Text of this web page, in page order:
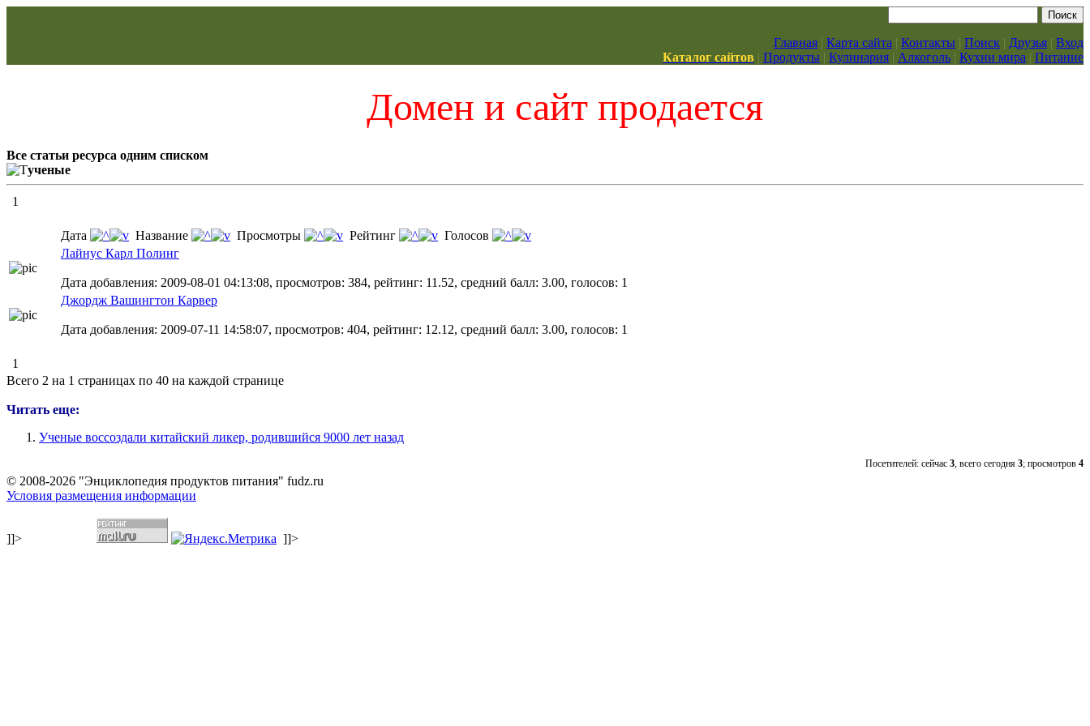
Главная | Карта сайта | Контакты | Поиск | Друзья | Вход
Каталог сайтов | Продукты | Кулинария | Алкоголь | Кухни мира | Питание
Домен и сайт продается
Все статьи ресурса одним списком
ученые
1
Дата Название Просмотры Рейтинг
Голосов
Лайнус Карл Полинг
Дата добавления: 2009-08-01 04:13:08, просмотров: 384, рейтинг: 11.52, средний балл: 3.00, голосов: 1
Джордж Вашингтон Карвер
Дата добавления: 2009-07-11 14:58:07, просмотров: 404, рейтинг: 12.12, средний балл: 3.00, голосов: 1
1
Всего 2 на 1 страницах по 40 на каждой странице
Читать еще:
Ученые воссоздали китайский ликер, родившийся 9000 лет назад
Посетителей: сейчас 3, всего сегодня 3; просмотров 4
© 2008-2026 "Энциклопедия продуктов питания" fudz.ru
Условия размещения информации
]]> ]]>